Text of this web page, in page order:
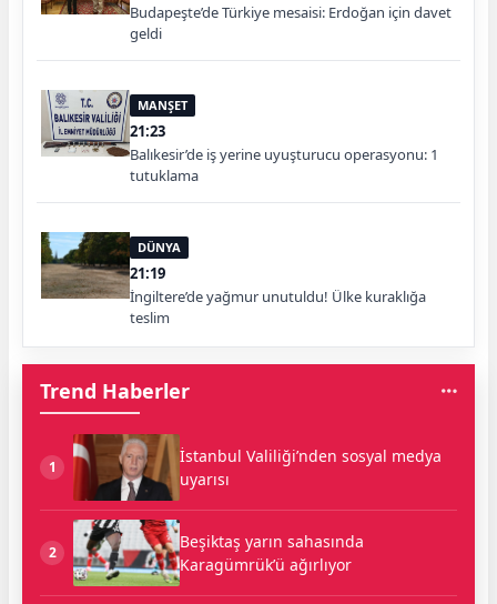
Budapeşte’de Türkiye mesaisi: Erdoğan için davet
geldi
MANŞET
21:23
Balıkesir’de iş yerine uyuşturucu operasyonu: 1
tutuklama
DÜNYA
21:19
İngiltere’de yağmur unutuldu! Ülke kuraklığa
teslim
Trend Haberler
1
İstanbul Valiliği’nden sosyal medya
uyarısı
2
Beşiktaş yarın sahasında
Karagümrük’ü ağırlıyor